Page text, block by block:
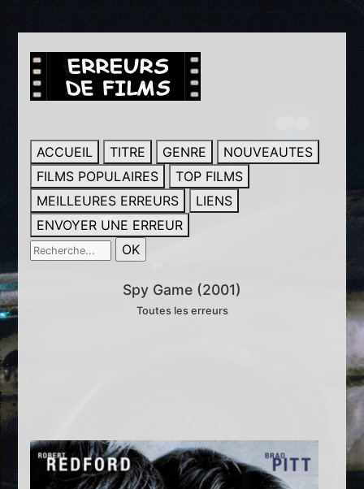
ACCUEIL TITRE GENRE
NOUVEAUTES
FILMS POPULAIRES
TOP FILMS
MEILLEURES ERREURS
LIENS
ENVOYER UNE ERREUR
Spy Game (2001)
Toutes les erreurs